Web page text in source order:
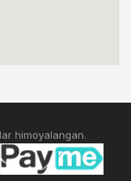
himoyalangan.